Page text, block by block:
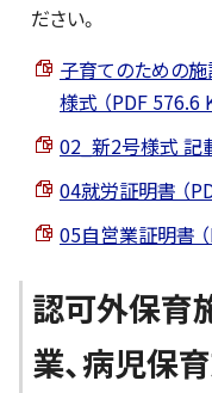
ださい。
子育てのための
様式 （PDF 576.6
02_新2号様式 記
04就労証明書 （
05自営業証明書
認可外保育
業、病児保